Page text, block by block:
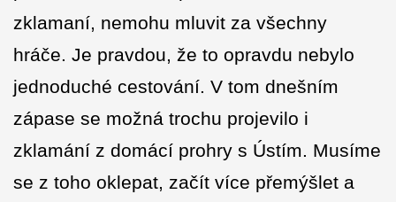
zklamaní, nemohu mluvit za všechny
hráče. Je pravdou, že to opravdu nebylo
jednoduché cestování. V tom dnešním
zápase se možná trochu projevilo i
zklamání z domácí prohry s Ústím. Musíme
se z toho oklepat, začít více přemýšlet a